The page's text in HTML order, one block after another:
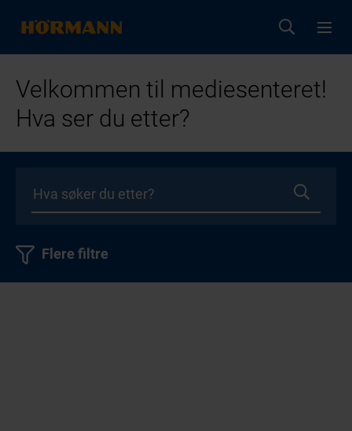
Velkommen til mediesenteret!
Hva ser du etter?
Flere filtre